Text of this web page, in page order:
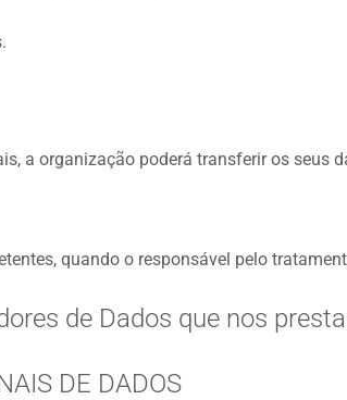
a organização poderá transferir os seus
quando o responsável pelo
de Dados que nos
DE DADOS